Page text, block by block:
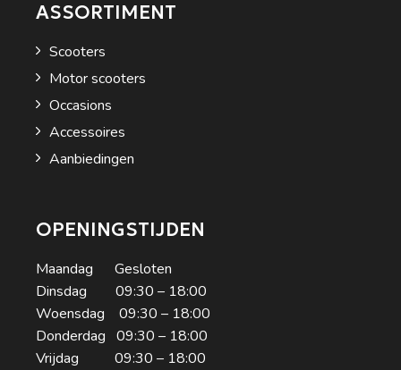
ASSORTIMENT
Scooters
Motor scooters
Occasions
Accessoires
Aanbiedingen
OPENINGSTIJDEN
Maandag Gesloten
Dinsdag 09:30 – 18:00
Woensdag 09:30 – 18:00
Donderdag 09:30 – 18:00
Vrijdag 09:30 – 18:00